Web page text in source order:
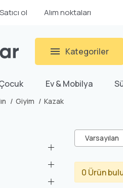
Satıcı ol Alım noktaları
Kategoriler
Ev & Mobilya
Giyim Kazak
Varsayılan
0 Ürün